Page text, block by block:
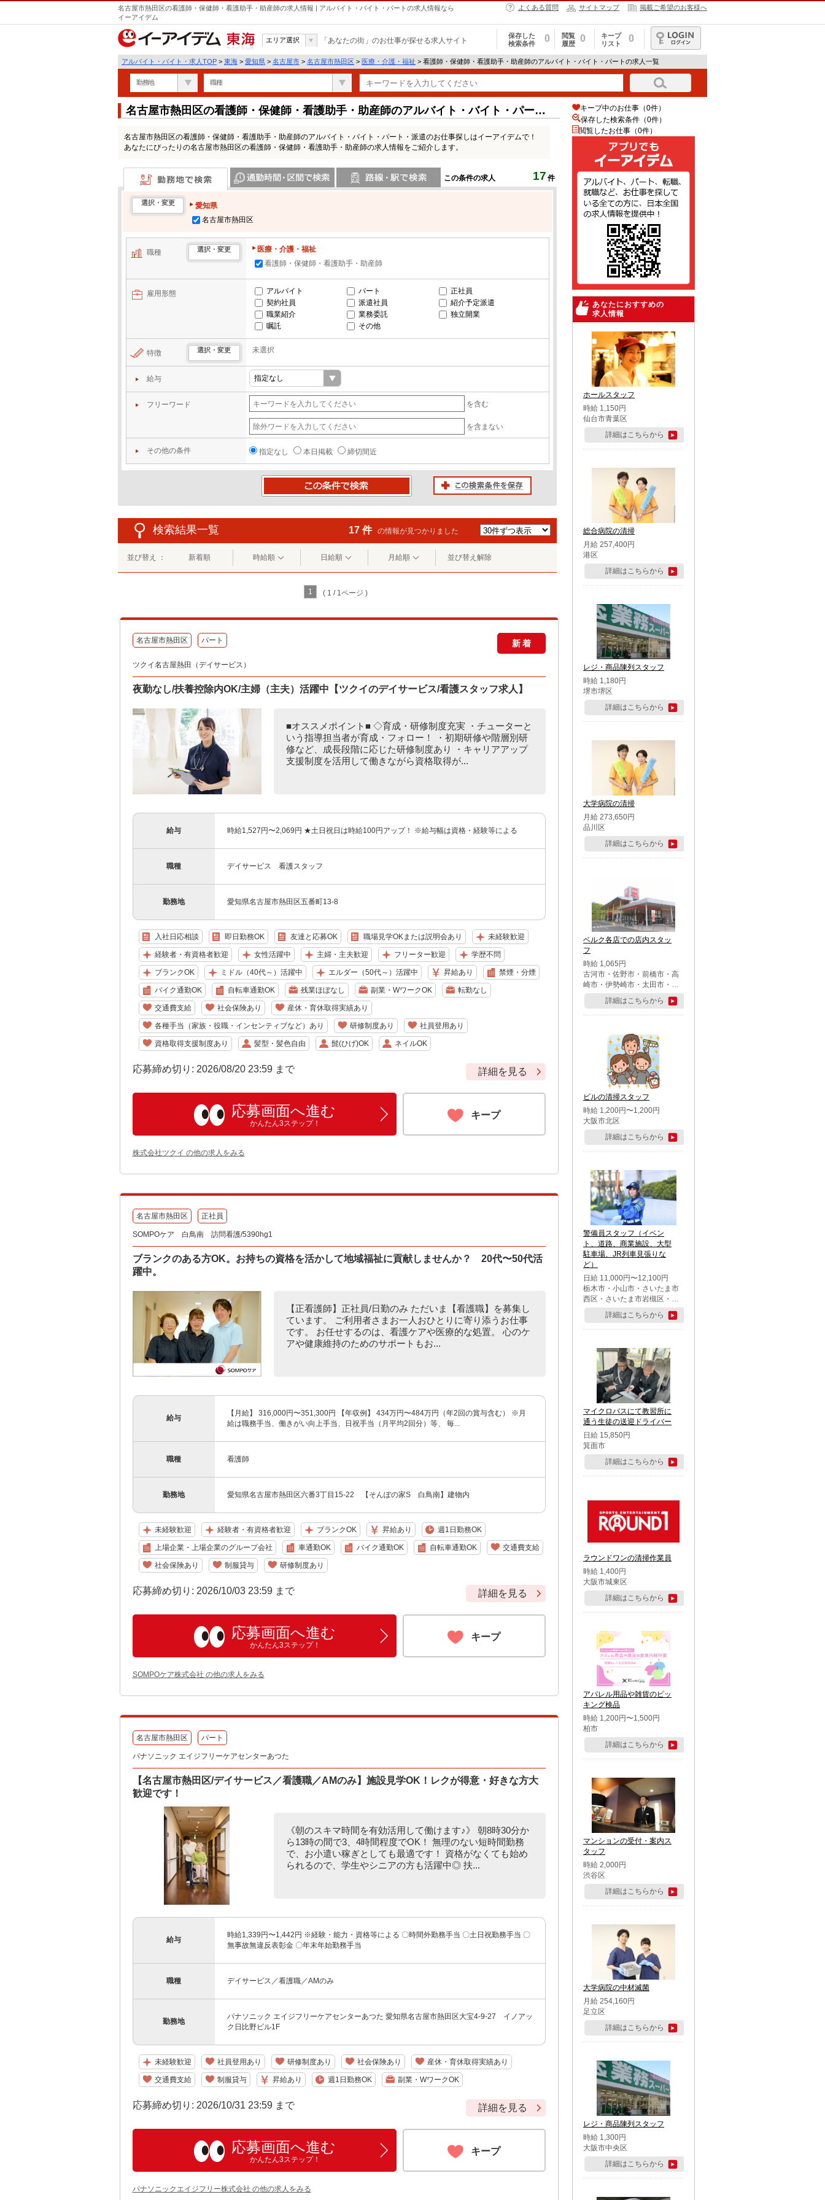
名古屋市熱田区の看護師・保健師・看護助手・助産師の求人情報 | アルバイト・バイト・パートの求人情報なら
イーアイデム
よくある質問 サイトマップ 掲載ご希望のお客様へ
東海
エリア選択 「あなたの街」のお仕事が探せる求人サイト
保存した
検索条件
0
閲覧
履歴
0
キープ
リスト
0
ログイン
アルバイト・バイト・求人TOP > 東海 > 愛知県 > 名古屋市 > 名古屋市熱田区 > 医療・介護・福祉 > 看護師・保健師・看護助手・助産師のアルバイト・バイト・パートの求人一覧
勤務地 職種
名古屋市熱田区の看護師・保健師・看護助手・助産師のアルバイト・バイト・パート
名古屋市熱田区の看護師・保健師・看護助手・助産師のアルバイト・バイト・パート・派遣のお仕事探しはイーアイデムで！
あなたにぴったりの名古屋市熱田区の看護師・保健師・看護助手・助産師の求人情報をご紹介します。
この条件の求人 17 件
勤務地で検索
選択・変更
愛知県
名古屋市熱田区
職種 選択・変更
医療・介護・福祉
看護師・保健師・看護助手・助産師
雇用形態 アルバイト パート
正社員
契約社員
派遣社員
紹介予定派遣
職業紹介
業務委託
独立開業
嘱託
その他
特徴 選択・変更 未選択
給与
フリーワード を含む
を含まない
その他の条件 指定なし 本日掲載 締切間近
検索結果一覧 17 件 の情報が見つかりました
並び替え ： 新着順 時給順 日給順 月給順 並び替え解除
1 ( 1 / 1ページ )
名古屋市熱田区 パート 新着
ツクイ名古屋熱田（デイサービス）
夜勤なし/扶養控除内OK/主婦（主夫）活躍中【ツクイのデイサービス/看護スタッフ求人】
■オススメポイント■ ◇育成・研修制度充実 ・チューターと
いう指導担当者が育成・フォロー！ ・初期研修や階層別研
修など、成長段階に応じた研修制度あり ・キャリアアップ
支援制度を活用して働きながら資格取得が...
給与 時給1,527円〜2,069円 ★土日祝日は時給100円アップ！ ※給与幅は資格・経験等による
職種 デイサービス 看護スタッフ
勤務地 愛知県名古屋市熱田区五番町13-8
入社日応相談 即日勤務OK 友達と応募OK 職場見学OKまたは説明会あり 未経験歓迎
経験者・有資格者歓迎 女性活躍中 主婦・主夫歓迎 フリーター歓迎 学歴不問
ブランクOK ミドル（40代～）活躍中 エルダー（50代～）活躍中 昇給あり 禁煙・分煙
バイク通勤OK 自転車通勤OK 残業ほぼなし 副業・WワークOK 転勤なし
交通費支給 社会保険あり 産休・育休取得実績あり
各種手当（家族・役職・インセンティブなど）あり 研修制度あり 社員登用あり
資格取得支援制度あり 髪型・髪色自由 髭(ひげ)OK ネイルOK
応募締め切り: 2026/08/20 23:59 まで 詳細を見る
応募画面へ進む
かんたん3ステップ！
キープ
株式会社ツクイ の他の求人をみる
名古屋市熱田区 正社員
SOMPOケア 白鳥南 訪問看護/5390hg1
ブランクのある方OK。お持ちの資格を活かして地域福祉に貢献しませんか？ 20代〜50代活
躍中。
【正看護師】正社員/日勤のみ ただいま【看護職】を募集し
ています。 ご利用者さまお一人おひとりに寄り添うお仕事
です。 お任せするのは、看護ケアや医療的な処置。 心のケ
アや健康維持のためのサポートもお...
給与
【月給】 316,000円〜351,300円 【年収例】 434万円〜484万円（年2回の賞与含む） ※月
給は職務手当、働きがい向上手当、日祝手当（月平均2回分）等、 毎...
職種 看護師
勤務地 愛知県名古屋市熱田区六番3丁目15-22 【そんぽの家S 白鳥南】建物内
未経験歓迎 経験者・有資格者歓迎 ブランクOK 昇給あり 週1日勤務OK
上場企業・上場企業のグループ会社 車通勤OK バイク通勤OK 自転車通勤OK 交通費支給
社会保険あり 制服貸与 研修制度あり
応募締め切り: 2026/10/03 23:59 まで 詳細を見る
応募画面へ進む
かんたん3ステップ！
キープ
SOMPOケア株式会社 の他の求人をみる
名古屋市熱田区 パート
パナソニック エイジフリーケアセンターあつた
【名古屋市熱田区/デイサービス／看護職／AMのみ】施設見学OK！レクが得意・好きな方大
歓迎です！
《朝のスキマ時間を有効活用して働けます♪》 朝8時30分か
ら13時の間で3、4時間程度でOK！ 無理のない短時間勤務
で、お小遣い稼ぎとしても最適です！ 資格がなくても始め
られるので、学生やシニアの方も活躍中◎ 扶...
給与
時給1,339円〜1,442円 ※経験・能力・資格等による 〇時間外勤務手当 〇土日祝勤務手当 〇
無事故無違反表彰金 〇年末年始勤務手当
職種 デイサービス／看護職／AMのみ
勤務地
パナソニック エイジフリーケアセンターあつた 愛知県名古屋市熱田区大宝4-9-27 イノアッ
ク日比野ビル1F
未経験歓迎 社員登用あり 研修制度あり 社会保険あり 産休・育休取得実績あり
交通費支給 制服貸与 昇給あり 週1日勤務OK 副業・WワークOK
応募締め切り: 2026/10/31 23:59 まで 詳細を見る
応募画面へ進む
かんたん3ステップ！
キープ
パナソニックエイジフリー株式会社 の他の求人をみる
キープ中のお仕事（0件）
保存した検索条件（0件）
閲覧したお仕事（0件）
あなたにおすすめの
求人情報
ホールスタッフ
時給 1,150円
仙台市青葉区
詳細はこちらから
総合病院の清掃
月給 257,400円
港区
詳細はこちらから
レジ・商品陳列スタッフ
時給 1,180円
堺市堺区
詳細はこちらから
大学病院の清掃
月給 273,650円
品川区
詳細はこちらから
ベルク各店での店内スタッ
フ
時給 1,065円
古河市・佐野市・前橋市・高
崎市・伊勢崎市・太田市・館
林市・藤岡市・大泉町・さい
たま市北区・川越市・熊谷
市・行田市・秩父市・所沢
市・鶴ケ島市・千葉市中央
区・市川市・松戸市・習志野
市・柏市・流山市・八千代
市・足立区・江戸川区・八王
子市・町田市
詳細はこちらから
ビルの清掃スタッフ
時給 1,200円〜1,200円
大阪市北区
詳細はこちらから
警備員スタッフ（イベン
ト、道路、商業施設、大型
駐車場、JR列車見張りな
ど）
日給 11,000円〜12,100円
栃木市・小山市・さいたま市
西区・さいたま市岩槻区・久
喜市・蓮田市
詳細はこちらから
マイクロバスにて教習所に
通う生徒の送迎ドライバー
日給 15,850円
箕面市
詳細はこちらから
ラウンドワンの清掃作業員
時給 1,400円
大阪市城東区
詳細はこちらから
アパレル用品や雑貨のピッ
キング検品
時給 1,200円〜1,500円
柏市
詳細はこちらから
マンションの受付・案内ス
タッフ
時給 2,000円
渋谷区
詳細はこちらから
大学病院の中材滅菌
月給 254,160円
足立区
詳細はこちらから
レジ・商品陳列スタッフ
時給 1,300円
大阪市中央区
詳細はこちらから